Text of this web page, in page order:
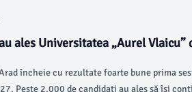
ales Universitatea „Aurel Vlaicu”
încheie cu rezultate foarte bune prima
Peste 2.000 de candidați au ales să își